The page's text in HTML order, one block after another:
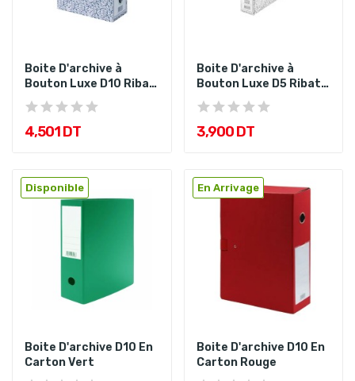
Boite D'archive à
Bouton Luxe D10 Ribat
Bleu
4,501 DT
Boite D'archive à
Bouton Luxe D5 Ribat
Gris
3,900 DT
Disponible
Boite D'archive D10 En
Carton Vert
En Arrivage
Boite D'archive D10 En
Carton Rouge